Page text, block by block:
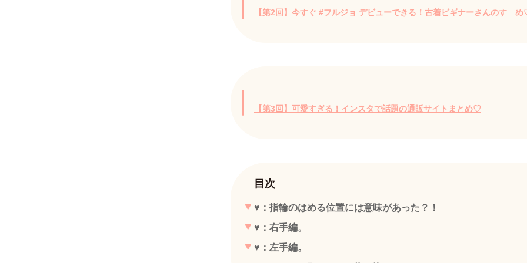
【第2回】今すぐ #フルジョ デビューできる！古着ビギナーさんのすゝ
【第3回】可愛すぎる！インスタで話題の通販サイトまとめ♡
目次
♥：指輪のはめる位置には意味があった？！
♥：右手編。
♥：左手編。